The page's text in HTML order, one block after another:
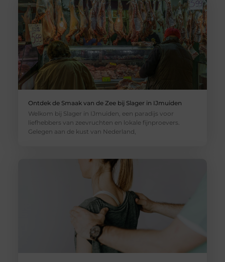
Ontdek de Smaak van de Zee bij Slager in IJmuiden
Welkom bij Slager in IJmuiden, een paradijs voor
liefhebbers van zeevruchten en lokale fijnproevers.
Gelegen aan de kust van Nederland,